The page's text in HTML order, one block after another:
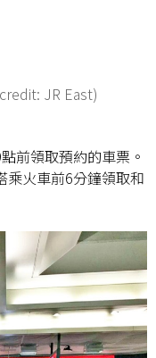
JR East)
前領取預約的車票。
乘火車前6分鐘領取和